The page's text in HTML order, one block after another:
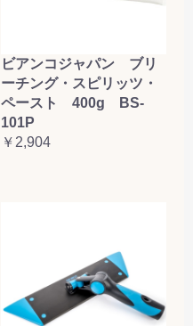
ビアンコジャパン ブリ
ーチング・スピリッツ・
ペースト 400g BS-
101P
￥2,904